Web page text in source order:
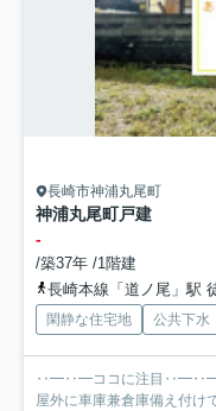
長崎市神浦丸尾町
神浦丸尾町戸建
-
/築37年 /1階建
長崎本線「道ノ尾」駅
閑静な住宅地 公共下水
‥━‥━ココに注目‥━‥━ ◆自然に囲まれた神浦の平屋建て住
屋外に車庫兼倉庫備え付け